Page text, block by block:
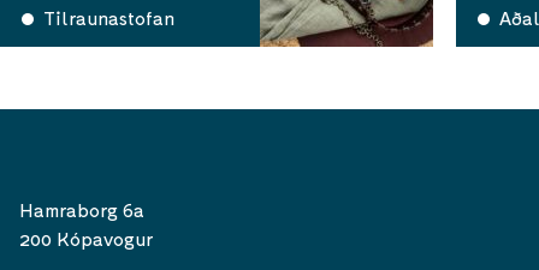
Tilraunastofan
Hamraborg 6a
200 Kópavogur